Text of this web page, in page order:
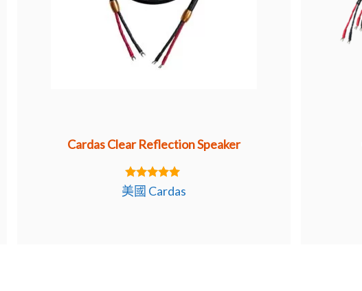
Cardas Clear Reflection Speaker
5.00
out of 5
美國 Cardas